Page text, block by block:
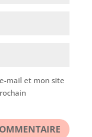
mail et mon site